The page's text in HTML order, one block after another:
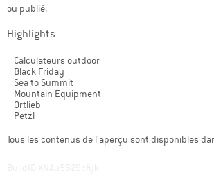
ou publié.
Highlights
Calculateurs outdoor
Black Friday
Sea to Summit
Mountain Equipment
Ortlieb
Petzl
Tous les contenus de l'aperçu sont disponibles